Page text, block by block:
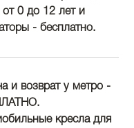
от 0 до 12 лет и
- бесплатно.
и возврат у метро -
кресла для